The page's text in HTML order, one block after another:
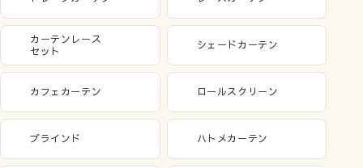
カーテンレース
セット
シェードカーテン
カフェカーテン ロールスクリーン
ブラインド ハトメカーテン